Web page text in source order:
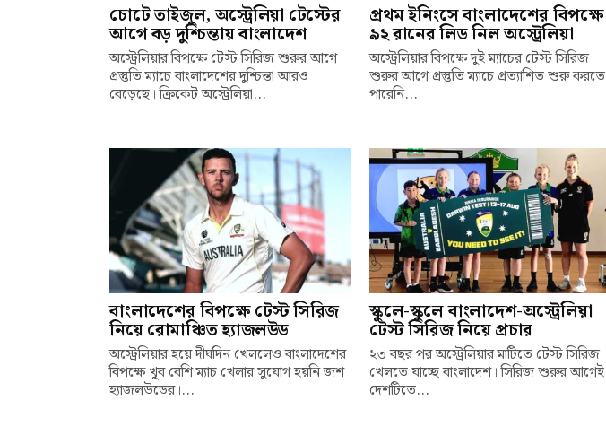
চোটে তাইজুল, অস্ট্রেলিয়া টেস্টের
আগে বড় দুশ্চিন্তায় বাংলাদেশ
অস্ট্রেলিয়ার বিপক্ষে টেস্ট সিরিজ শুরুর আগে
প্রস্তুতি ম্যাচে বাংলাদেশের দুশ্চিন্তা আরও
বেড়েছে। ক্রিকেট অস্ট্রেলিয়া...
প্রথম ইনিংসে বাংলাদেশের বিপক্ষে
৯২ রানের লিড নিল অস্ট্রেলিয়া
অস্ট্রেলিয়ার বিপক্ষে দুই ম্যাচের টেস্ট সিরিজ
শুরুর আগে প্রস্তুতি ম্যাচে প্রত্যাশিত শুরু করতে
পারেনি...
বাংলাদেশের বিপক্ষে টেস্ট সিরিজ
নিয়ে রোমাঞ্চিত হ্যাজলউড
অস্ট্রেলিয়ার হয়ে দীর্ঘদিন খেললেও বাংলাদেশের
বিপক্ষে খুব বেশি ম্যাচ খেলার সুযোগ হয়নি জশ
হ্যাজলউডের।...
স্কুলে-স্কুলে বাংলাদেশ-অস্ট্রেলিয়া
টেস্ট সিরিজ নিয়ে প্রচার
২৩ বছর পর অস্ট্রেলিয়ার মাটিতে টেস্ট সিরিজ
খেলতে যাচ্ছে বাংলাদেশ। সিরিজ শুরুর আগেই
দেশটিতে...